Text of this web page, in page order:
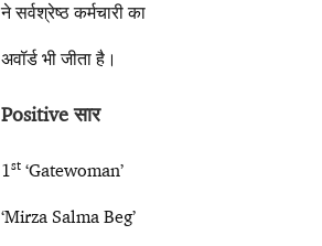
ने सर्वश्रेष्ठ कर्मचारी का
अवॉर्ड भी जीता है।
Positive सार
1st ‘Gatewoman’
‘Mirza Salma Beg’